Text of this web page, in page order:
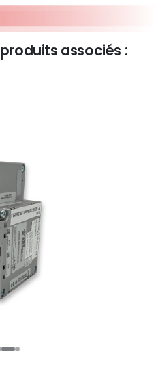
produits associés :